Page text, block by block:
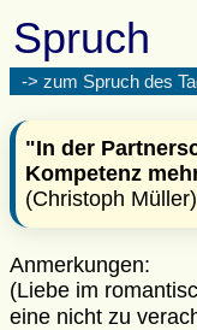
Spruch
-> zum Spruch des
"In der
Kompetenz
(Christoph Müller)
Anmerkungen:
(Liebe im
eine nicht zu